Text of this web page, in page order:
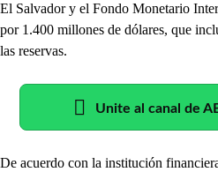
El Salvador y el Fondo Monetario
por 1.400 millones de dólares, que
las reservas.
Unite al canal de
De acuerdo con la institución